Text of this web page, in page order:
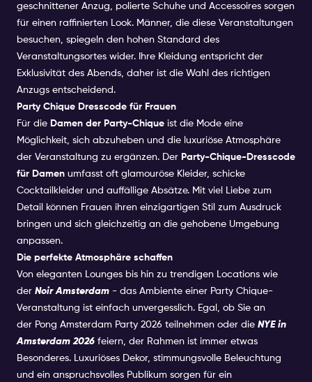
geschnittener Anzug, polierte Schuhe und Accessoires sorgen
für einen raffinierten Look. Männer, die diese Veranstaltungen
besuchen, spiegeln den hohen Standard des
Veranstaltungsortes wider. Ihre Kleidung entspricht der
Exklusivität des Abends, daher ist die Wahl des richtigen
Anzugs entscheidend.
Party Chique Dresscode für Frauen
Für die Damen der Party-Chique ist die Mode eine
Möglichkeit, sich abzuheben und die luxuriöse Atmosphäre
der Veranstaltung zu ergänzen. Der Party-Chique-Dresscode
für Damen umfasst oft glamouröse Kleider, schicke
Cocktailkleider und auffällige Absätze. Mit viel Liebe zum
Detail können Frauen ihren einzigartigen Stil zum Ausdruck
bringen und sich gleichzeitig an die gehobene Umgebung
anpassen.
Die perfekte Atmosphäre schaffen
Von eleganten Lounges bis hin zu trendigen Locations wie
der Noir Amsterdam - das Ambiente einer Party Chique-
Veranstaltung ist einfach unvergesslich. Egal, ob Sie an
der Pong Amsterdam Party 2026 teilnehmen oder die NYE in
Amsterdam 2026 feiern, der Rahmen ist immer etwas
Besonderes. Luxuriöses Dekor, stimmungsvolle Beleuchtung
und ein anspruchsvolles Publikum sorgen für ein